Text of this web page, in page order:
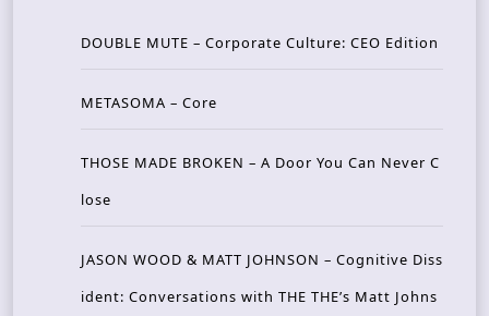
DOUBLE MUTE – Corporate Culture: CEO Edition
METASOMA – Core
THOSE MADE BROKEN – A Door You Can Never C
lose
JASON WOOD & MATT JOHNSON – Cognitive Diss
ident: Conversations with THE THE’s Matt Johns